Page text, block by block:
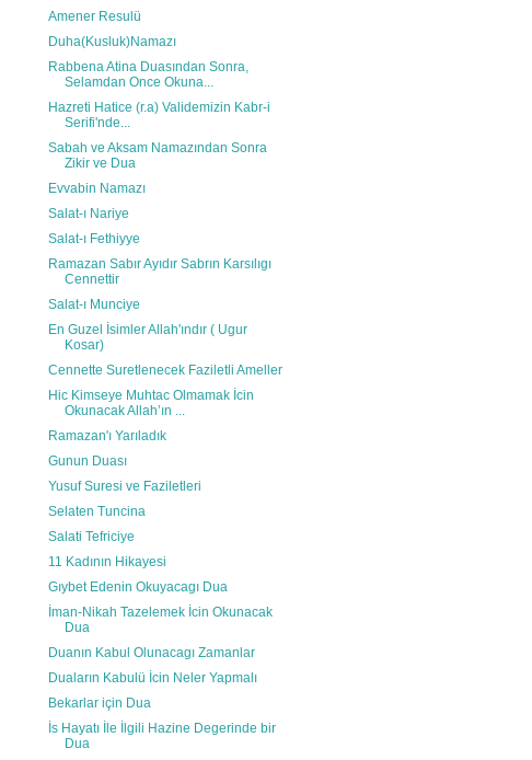
Amener Resulü
Duha(Kusluk)Namazı
Rabbena Atina Duasından Sonra,
Selamdan Once Okuna...
Hazreti Hatice (r.a) Validemizin Kabr-i
Serifi'nde...
Sabah ve Aksam Namazından Sonra
Zikir ve Dua
Evvabin Namazı
Salat-ı Nariye
Salat-ı Fethiyye
Ramazan Sabır Ayıdır Sabrın Karsılıgı
Cennettir
Salat-ı Munciye
En Guzel İsimler Allah'ındır ( Ugur
Kosar)
Cennette Suretlenecek Faziletli Ameller
Hic Kimseye Muhtac Olmamak İcin
Okunacak Allah’ın ...
Ramazan'ı Yarıladık
Gunun Duası
Yusuf Suresi ve Faziletleri
Selaten Tuncina
Salati Tefriciye
11 Kadının Hikayesi
Gıybet Edenin Okuyacagı Dua
İman-Nikah Tazelemek İcin Okunacak
Dua
Duanın Kabul Olunacagı Zamanlar
Duaların Kabulü İcin Neler Yapmalı
Bekarlar için Dua
İs Hayatı İle İlgili Hazine Degerinde bir
Dua